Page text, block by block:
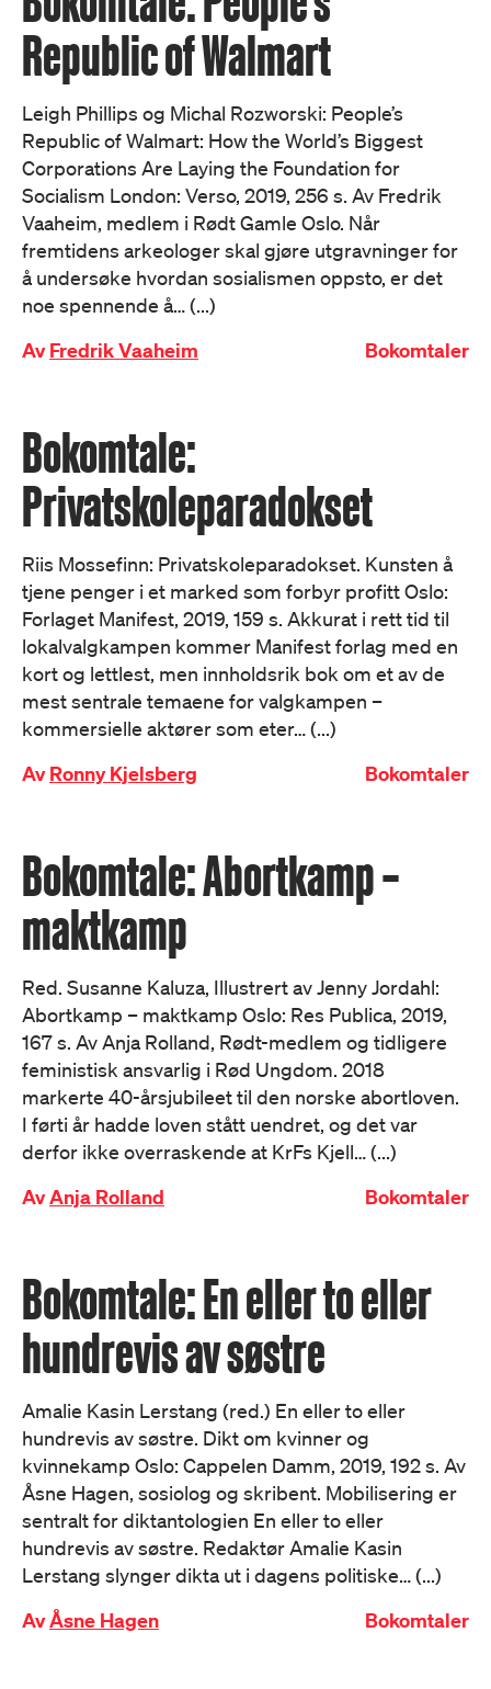
Republic of Walmart
Leigh Phillips og Michal Rozworski: People’s
Republic of Walmart: How the World’s Biggest
Corporations Are Laying the Foundation for
Socialism London: Verso, 2019, 256 s. Av Fredrik
Vaaheim, medlem i Rødt Gamle Oslo. Når
fremtidens arkeologer skal gjøre utgravninger for
å undersøke hvordan sosialismen oppsto, er det
noe spennende å… (...)
AvFredrik Vaaheim Bokomtaler
Bokomtale:
Privatskoleparadokset
Riis Mossefinn: Privatskoleparadokset. Kunsten å
tjene penger i et marked som forbyr profitt Oslo:
Forlaget Manifest, 2019, 159 s. Akkurat i rett tid til
lokalvalgkampen kommer Manifest forlag med en
kort og lettlest, men innholdsrik bok om et av de
mest sentrale temaene for valgkampen –
kommersielle aktører som eter… (...)
AvRonny Kjelsberg Bokomtaler
Bokomtale: Abortkamp –
maktkamp
Red. Susanne Kaluza, Illustrert av Jenny Jordahl:
Abortkamp – maktkamp Oslo: Res Publica, 2019,
167 s. Av Anja Rolland, Rødt-medlem og tidligere
feministisk ansvarlig i Rød Ungdom. 2018
markerte 40-årsjubileet til den norske abortloven.
I førti år hadde loven stått uendret, og det var
derfor ikke overraskende at KrFs Kjell… (...)
AvAnja Rolland Bokomtaler
Bokomtale: En eller to eller
hundrevis av søstre
Amalie Kasin Lerstang (red.) En eller to eller
hundrevis av søstre. Dikt om kvinner og
kvinnekamp Oslo: Cappelen Damm, 2019, 192 s. Av
Åsne Hagen, sosiolog og skribent. Mobilisering er
sentralt for diktantologien En eller to eller
hundrevis av søstre. Redaktør Amalie Kasin
Lerstang slynger dikta ut i dagens politiske… (...)
AvÅsne Hagen Bokomtaler